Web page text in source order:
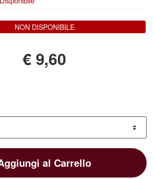
NON DISPONIBILE
€ 9,60
al Carrello